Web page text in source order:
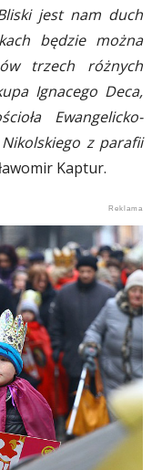
jest nam duch
będzie można
trzech różnych
Ignacego Deca,
Ewangelicko-
z parafii
Kaptur.